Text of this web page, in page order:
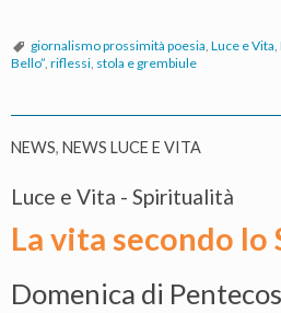
giornalismo prossimità poesia Luce e Vita
Bello” riflessi stola e grembiule
NEWS, NEWS LUCE E VITA
Luce e Vita - Spiritualità
La vita secondo lo
Domenica di